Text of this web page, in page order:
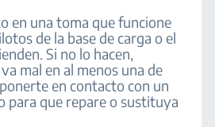
en una toma que funcione
de la base de carga o el
Si no lo hacen,
mal en al menos una de
en contacto con un
para que repare o sustituya